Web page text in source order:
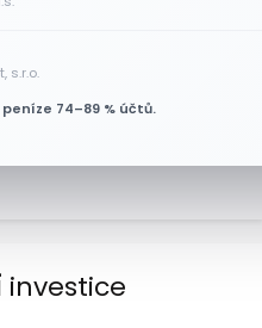
s.r.o.
74–89 % účtů.
míří na obrovský trh
aut. Akcie
růstem
investice